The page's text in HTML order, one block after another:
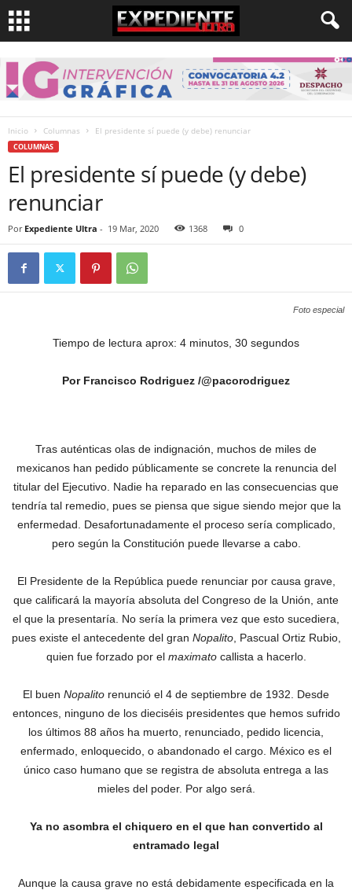
Inicio Columnas El presidente sí puede (y debe) renunciar
COLUMNAS
El presidente sí puede (y debe)
renunciar
Por Expediente Ultra - 19 Mar, 2020 1368 0
Foto especial
Tiempo de lectura aprox: 4 minutos, 30 segundos
Por Francisco Rodriguez /@pacorodriguez
Tras auténticas olas de indignación, muchos de miles de
mexicanos han pedido públicamente se concrete la renuncia del
titular del Ejecutivo. Nadie ha reparado en las consecuencias que
tendría tal remedio, pues se piensa que sigue siendo mejor que la
enfermedad. Desafortunadamente el proceso sería complicado,
pero según la Constitución puede llevarse a cabo.
El Presidente de la República puede renunciar por causa grave,
que calificará la mayoría absoluta del Congreso de la Unión, ante
el que la presentaría. No sería la primera vez que esto sucediera,
pues existe el antecedente del gran Nopalito, Pascual Ortiz Rubio,
quien fue forzado por el maximatocallista a hacerlo.
El buen Nopalito renunció el 4 de septiembre de 1932. Desde
entonces, ninguno de los dieciséis presidentes que hemos sufrido
los últimos 88 años ha muerto, renunciado, pedido licencia,
enfermado, enloquecido, o abandonado el cargo. México es el
único caso humano que se registra de absoluta entrega a las
mieles del poder. Por algo será.
Ya no asombra el chiquero en el que han convertido al
entramado legal
Aunque la causa grave no está debidamente especificada en la